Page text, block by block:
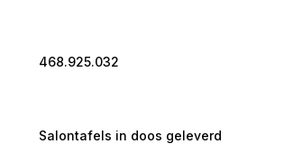
468.925.032
Salontafels in doos geleverd